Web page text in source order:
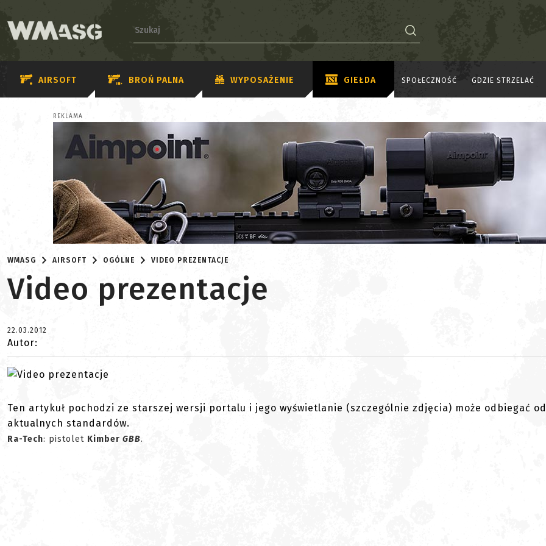
AIRSOFT BROŃ PALNA WYPOSAŻENIE GIEŁDA SPOŁECZNOŚĆ GDZIE STRZELAĆ
REKLAMA
WMASG AIRSOFT OGÓLNE VIDEO PREZENTACJE
Video prezentacje
22.03.2012
Autor:
Ten artykuł pochodzi ze starszej wersji portalu i jego wyświetlanie (szczególnie zdjęcia) może odbiegać od
aktualnych standardów.
Ra-Tech: pistolet Kimber GBB.